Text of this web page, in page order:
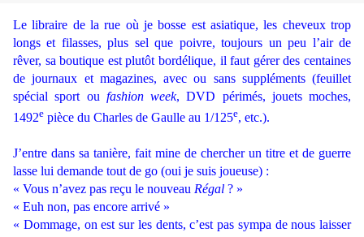
Le libraire de la rue où je bosse est asiatique, les cheveux trop
longs et filasses, plus sel que poivre, toujours un peu l’air de
rêver, sa boutique est plutôt bordélique, il faut gérer des centaines
de journaux et magazines, avec ou sans suppléments (feuillet
spécial sport ou fashion week, DVD périmés, jouets moches,
1492e pièce du Charles de Gaulle au 1/125e, etc.).
J’entre dans sa tanière, fait mine de chercher un titre et de guerre
lasse lui demande tout de go (oui je suis joueuse) :
« Vous n’avez pas reçu le nouveau Régal ? »
« Euh non, pas encore arrivé »
« Dommage, on est sur les dents, c’est pas sympa de nous laisser